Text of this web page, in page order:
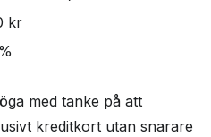
kr
med tanke på att
kreditkort utan snarare